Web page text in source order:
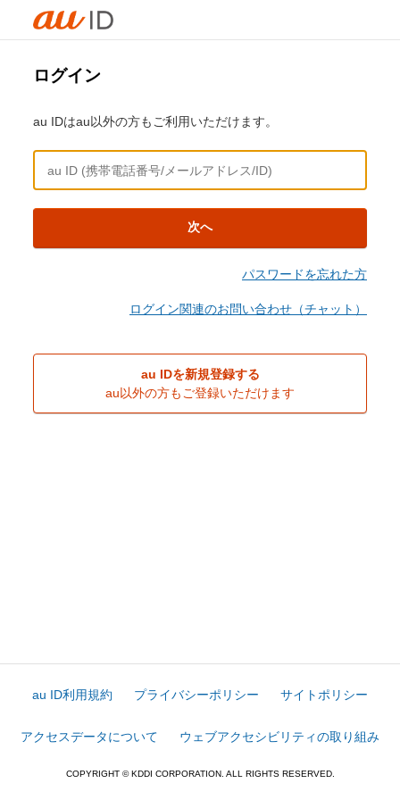
ログイン
au IDはau以外の方もご利用いただけます。
次へ
パスワードを忘れた方
ログイン関連のお問い合わせ（チャット）
au IDを新規登録する
au以外の方もご登録いただけます
au ID利用規約 プライバシーポリシー サイトポリシー
アクセスデータについて ウェブアクセシビリティの取り組み
COPYRIGHT © KDDI CORPORATION. ALL RIGHTS RESERVED.